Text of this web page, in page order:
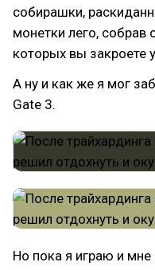
собирашки,
монетки лего, собрав
которых вы закроете
А ну и как же я мог
Gate 3.
Но пока я играю и мне